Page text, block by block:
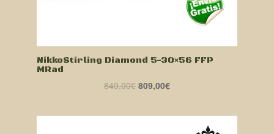
NikkoStirling Diamond 5-30×56 FFP
MRad
849,00€ El
original
809,00€El
actual